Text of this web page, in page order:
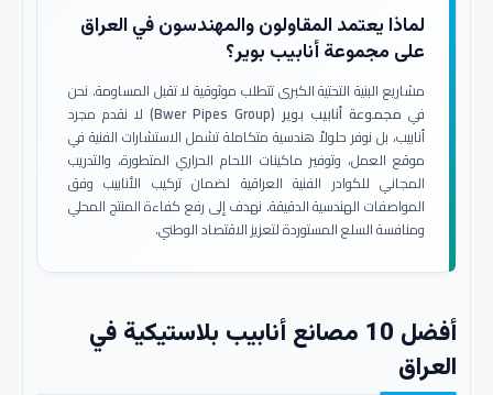
لماذا يعتمد المقاولون والمهندسون في العراق
على مجموعة أنابيب بوير؟
مشاريع البنية التحتية الكبرى تتطلب موثوقية لا تقبل المساومة. نحن
في مجموعة أنابيب بوير (Bwer Pipes Group)
لا نقدم مجرد
أنابيب، بل نوفر حلولاً هندسية متكاملة تشمل الاستشارات الفنية في
موقع العمل، وتوفير ماكينات اللحام الحراري المتطورة، والتدريب
المجاني للكوادر الفنية العراقية لضمان تركيب الأنابيب وفق
المواصفات الهندسية الدقيقة. نهدف إلى رفع كفاءة المنتج المحلي
ومنافسة السلع المستوردة لتعزيز الاقتصاد الوطني.
أفضل 10 مصانع أنابيب بلاستيكية في
العراق